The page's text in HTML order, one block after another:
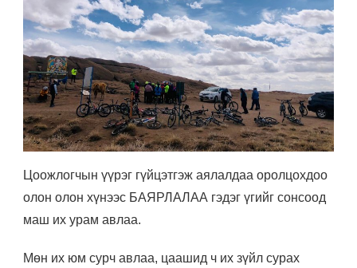
Цоожлогчын үүрэг гүйцэтгэж аялалдаа оролцохдоо
олон олон хүнээс БАЯРЛАЛАА гэдэг үгийг сонсоод
маш их урам авлаа.
Мөн их юм сурч авлаа, цаашид ч их зүйл сурах